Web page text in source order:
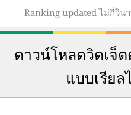
Ranking updated ไม่กี่วิน
ดาวน์โหลดวิดเจ็
แบบเรีย